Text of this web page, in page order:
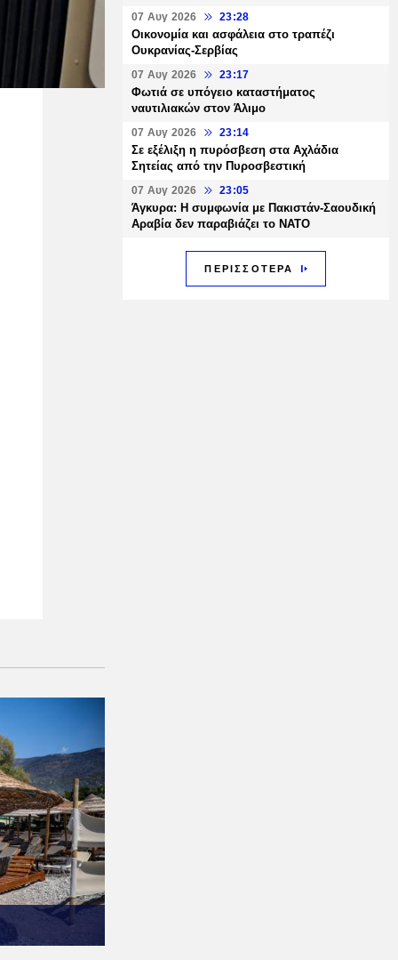
07 Αυγ 2026 23:28
Οικονομία και ασφάλεια στο τραπέζι
Ουκρανίας-Σερβίας
07 Αυγ 2026 23:17
Φωτιά σε υπόγειο καταστήματος
ναυτιλιακών στον Άλιμο
07 Αυγ 2026 23:14
Σε εξέλιξη η πυρόσβεση στα Αχλάδια
Σητείας από την Πυροσβεστική
07 Αυγ 2026 23:05
Άγκυρα: Η συμφωνία με Πακιστάν-Σαουδική
Αραβία δεν παραβιάζει το ΝΑΤΟ
ΠΕΡΙΣΣΟΤΕΡΑ